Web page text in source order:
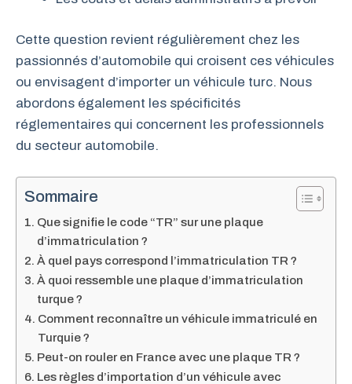
Cette question revient régulièrement chez les
passionnés d’automobile qui croisent ces véhicules
ou envisagent d’importer un véhicule turc. Nous
abordons également les spécificités
réglementaires qui concernent les professionnels
du secteur automobile.
Sommaire
Que signifie le code “TR” sur une plaque
d’immatriculation ?
À quel pays correspond l’immatriculation TR ?
À quoi ressemble une plaque d’immatriculation
turque ?
Comment reconnaître un véhicule immatriculé en
Turquie ?
Peut-on rouler en France avec une plaque TR ?
Les règles d’importation d’un véhicule avec